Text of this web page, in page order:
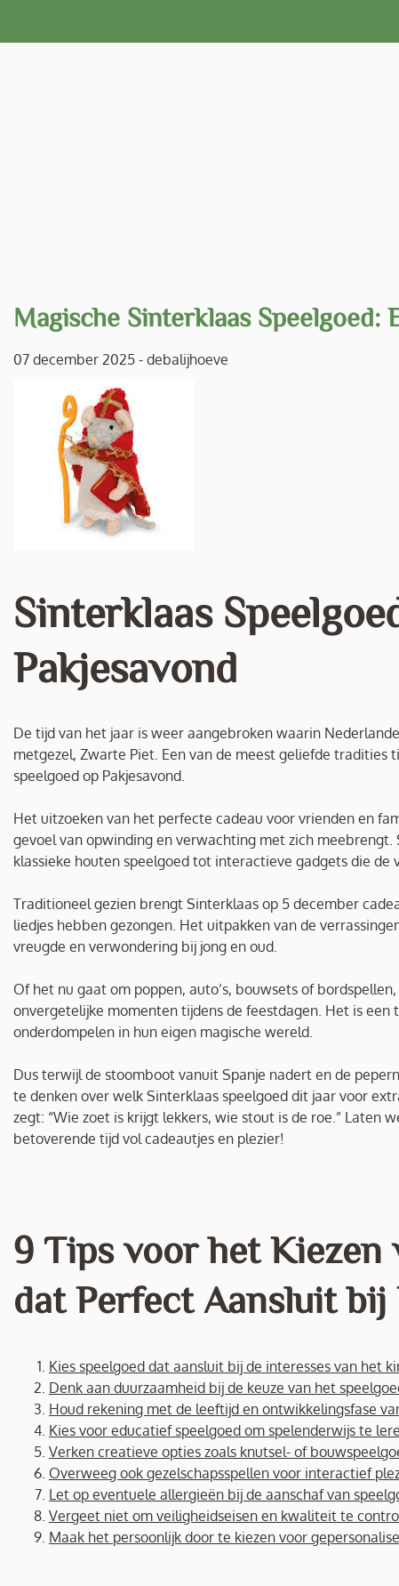
Magische Sinterklaas
07 december 2025 - debalijhoeve
Sinterklaas
Pakjesavond
De tijd van het jaar is weer aangebroken waarin
metgezel, Zwarte Piet. Een van de meest geliefde tradities
speelgoed op Pakjesavond.
Het uitzoeken van het perfecte cadeau voor vrienden en
gevoel van opwinding en verwachting met zich
klassieke houten speelgoed tot interactieve gadgets die de
Traditioneel gezien brengt Sinterklaas op 5 december
liedjes hebben gezongen. Het uitpakken van de
vreugde en verwondering bij jong en oud.
Of het nu gaat om poppen, auto’s, bouwsets of
onvergetelijke momenten tijdens de feestdagen. Het is
onderdompelen in hun eigen magische wereld.
Dus terwijl de stoomboot vanuit Spanje nadert en de
te denken over welk Sinterklaas speelgoed dit jaar voor
zegt: “Wie zoet is krijgt lekkers, wie stout is de roe.” Laten
betoverende tijd vol cadeautjes en plezier!
9 Tips voor het Kiezen
dat Perfect Aansluit bij
Kies speelgoed dat aansluit bij de interesses van het
Denk aan duurzaamheid bij de keuze van het
Houd rekening met de leeftijd en ontwikkelingsfase
Kies voor educatief speelgoed om spelenderwijs te
Verken creatieve opties zoals knutsel- of
Overweeg ook gezelschapsspellen voor interactief
Let op eventuele allergieën bij de aanschaf van
Vergeet niet om veiligheidseisen en kwaliteit te
Maak het persoonlijk door te kiezen voor